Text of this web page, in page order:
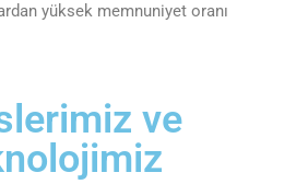
yüksek memnuniyet oranı
ve